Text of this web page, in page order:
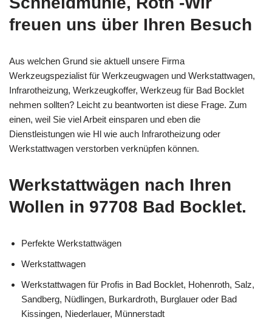
freuen uns über Ihren Besuch
Aus welchen Grund sie aktuell unsere Firma
Werkzeugspezialist für Werkzeugwagen und Werkstattwagen,
Infrarotheizung, Werkzeugkoffer, Werkzeug für Bad Bocklet
nehmen sollten? Leicht zu beantworten ist diese Frage. Zum
einen, weil Sie viel Arbeit einsparen und eben die
Dienstleistungen wie Hl wie auch Infrarotheizung oder
Werkstattwagen verstorben verknüpfen können.
Werkstattwägen nach Ihren
Wollen in 97708 Bad Bocklet.
Perfekte Werkstattwägen
Werkstattwagen
Werkstattwagen für Profis in Bad Bocklet, Hohenroth, Salz,
Sandberg, Nüdlingen, Burkardroth, Burglauer oder Bad
Kissingen, Niederlauer, Münnerstadt